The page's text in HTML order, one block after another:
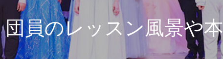
ッスン風景や本番前のレッ